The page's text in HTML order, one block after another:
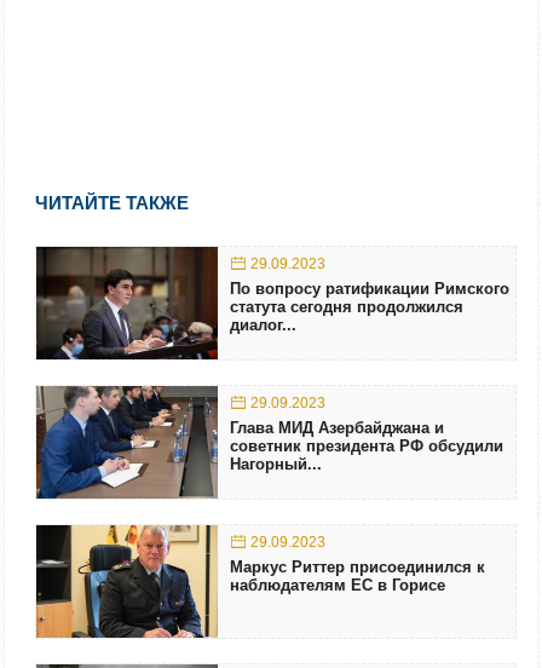
ЧИТАЙТЕ ТАКЖЕ
29.09.2023
По вопросу ратификации Римского
статута сегодня продолжился
диалог...
29.09.2023
Глава МИД Азербайджана и
советник президента РФ обсудили
Нагорный...
29.09.2023
Маркус Риттер присоединился к
наблюдателям ЕС в Горисе